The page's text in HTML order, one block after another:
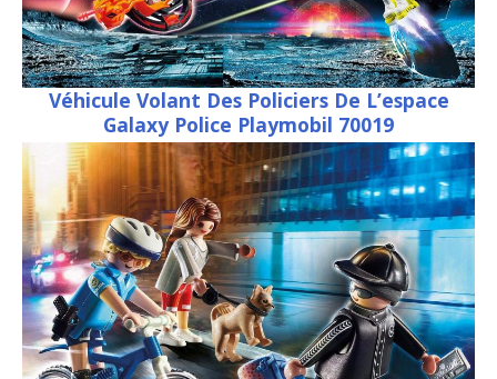
Véhicule Volant Des Policiers De L’espace
Galaxy Police Playmobil 70019